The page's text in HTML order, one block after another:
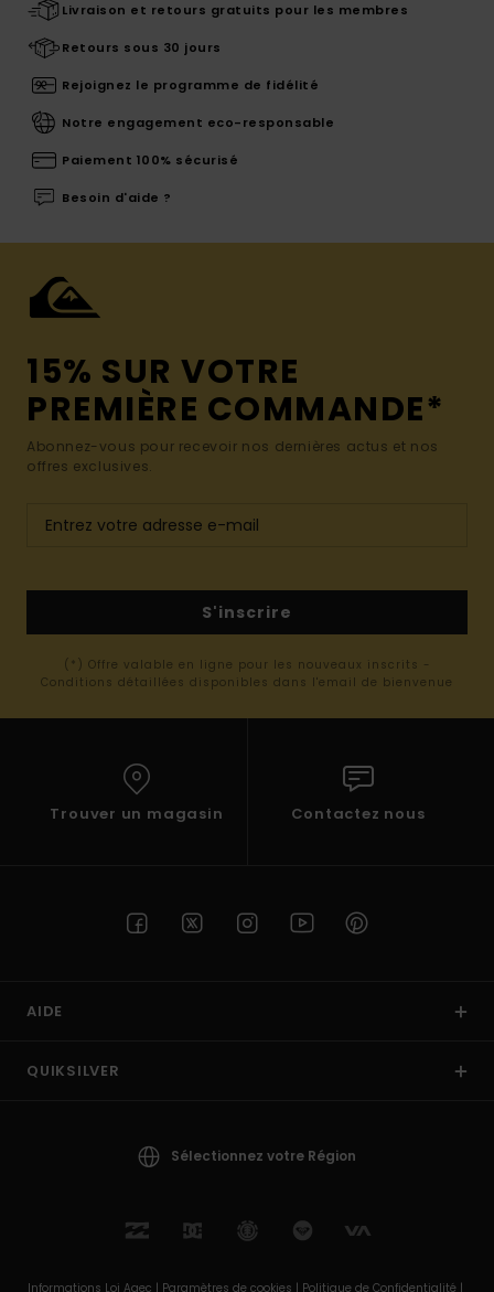
Livraison et retours gratuits pour les membres
Retours sous 30 jours
Rejoignez le programme de fidélité
Notre engagement eco-responsable
Paiement 100% sécurisé
Besoin d'aide ?
15% SUR VOTRE
PREMIÈRE COMMANDE*
Abonnez-vous pour recevoir nos dernières actus et nos
offres exclusives.
S'inscrire
(*) Offre valable en ligne pour les nouveaux inscrits -
Conditions détaillées disponibles dans l'email de bienvenue
Trouver un magasin Contactez nous
AIDE
QUIKSILVER
Sélectionnez votre Région
Informations Loi Agec | Paramètres de cookies | Politique de Confidentialité |